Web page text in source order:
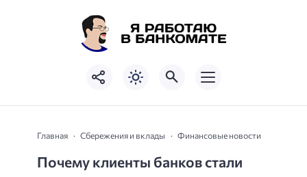
Главная Сбережения и вклады Финансовые новости
Почему клиенты банков стали